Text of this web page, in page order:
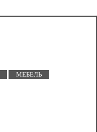
МЕБЕЛЬ